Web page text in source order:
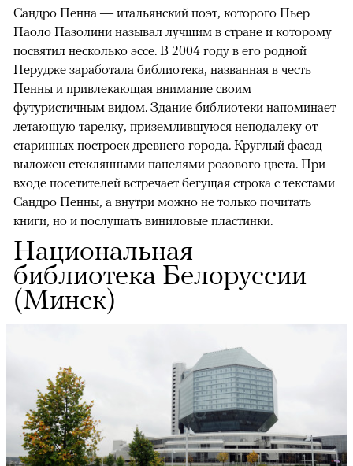
Сандро Пенна — итальянский поэт, которого Пьер
Паоло Пазолини называл лучшим в стране и которому
посвятил несколько эссе. В 2004 году в его родной
Перудже заработала библиотека, названная в честь
Пенны и привлекающая внимание своим
футуристичным видом. Здание библиотеки напоминает
летающую тарелку, приземлившуюся неподалеку от
старинных построек древнего города. Круглый фасад
выложен стеклянными панелями розового цвета. При
входе посетителей встречает бегущая строка с текстами
Сандро Пенны, а внутри можно не только почитать
книги, но и послушать виниловые пластинки.
Национальная
библиотека Белоруссии
(Минск)